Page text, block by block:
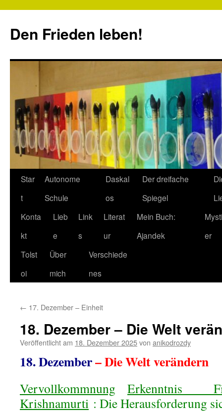
springen
Den Frieden leben!
Star
t
Autonome
Schule
Daskal
os
Der dreifache
Spiegel
Konta
kt
Lieb
e
Link
s
Literat
ur
Mein Buch:
Ajandek
er
Tolst
oi
Über
mich
Verschiede
nes
← 17. Dezember – Einheit
18. Dezember – Die Welt
Veröffentlicht am 18. Dezember 2025von anikodrozdy
18. Dezember– Die Welt verändern
Vervollkommnung Erkenntnis
Krishnamurti : Die Herausforderung